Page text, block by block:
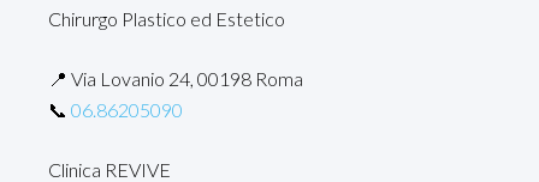
Chirurgo Plastico ed Estetico
📍 Via Lovanio 24, 00198 Roma
📞 06.86205090
Clinica REVIVE